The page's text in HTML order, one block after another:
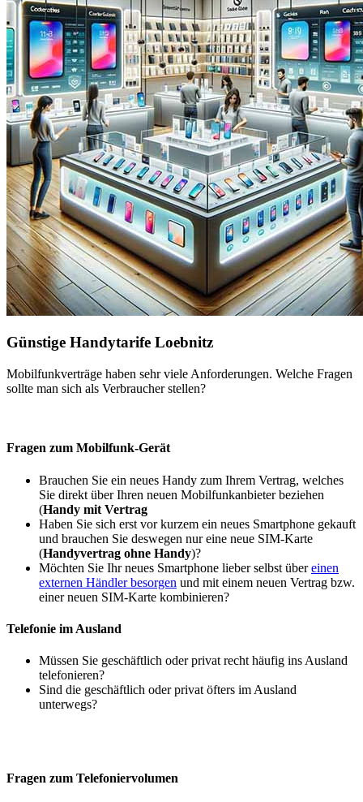
Günstige Handytarife Loebnitz
Mobilfunkverträge haben sehr viele Anforderungen. Welche Fragen
sollte man sich als Verbraucher stellen?
Fragen zum Mobilfunk-Gerät
Brauchen Sie ein neues Handy zum Ihrem Vertrag, welches
Sie direkt über Ihren neuen Mobilfunkanbieter beziehen
(Handy mit Vertrag
Haben Sie sich erst vor kurzem ein neues Smartphone gekauft
und brauchen Sie deswegen nur eine neue SIM-Karte
(Handyvertrag ohne Handy)?
Möchten Sie Ihr neues Smartphone lieber selbst übereinen
externen Händler besorgen und mit einem neuen Vertrag bzw.
einer neuen SIM-Karte kombinieren?
Telefonie im Ausland
Müssen Sie geschäftlich oder privat recht häufig ins Ausland
telefonieren?
Sind die geschäftlich oder privat öfters im Ausland
unterwegs?
Fragen zum Telefoniervolumen